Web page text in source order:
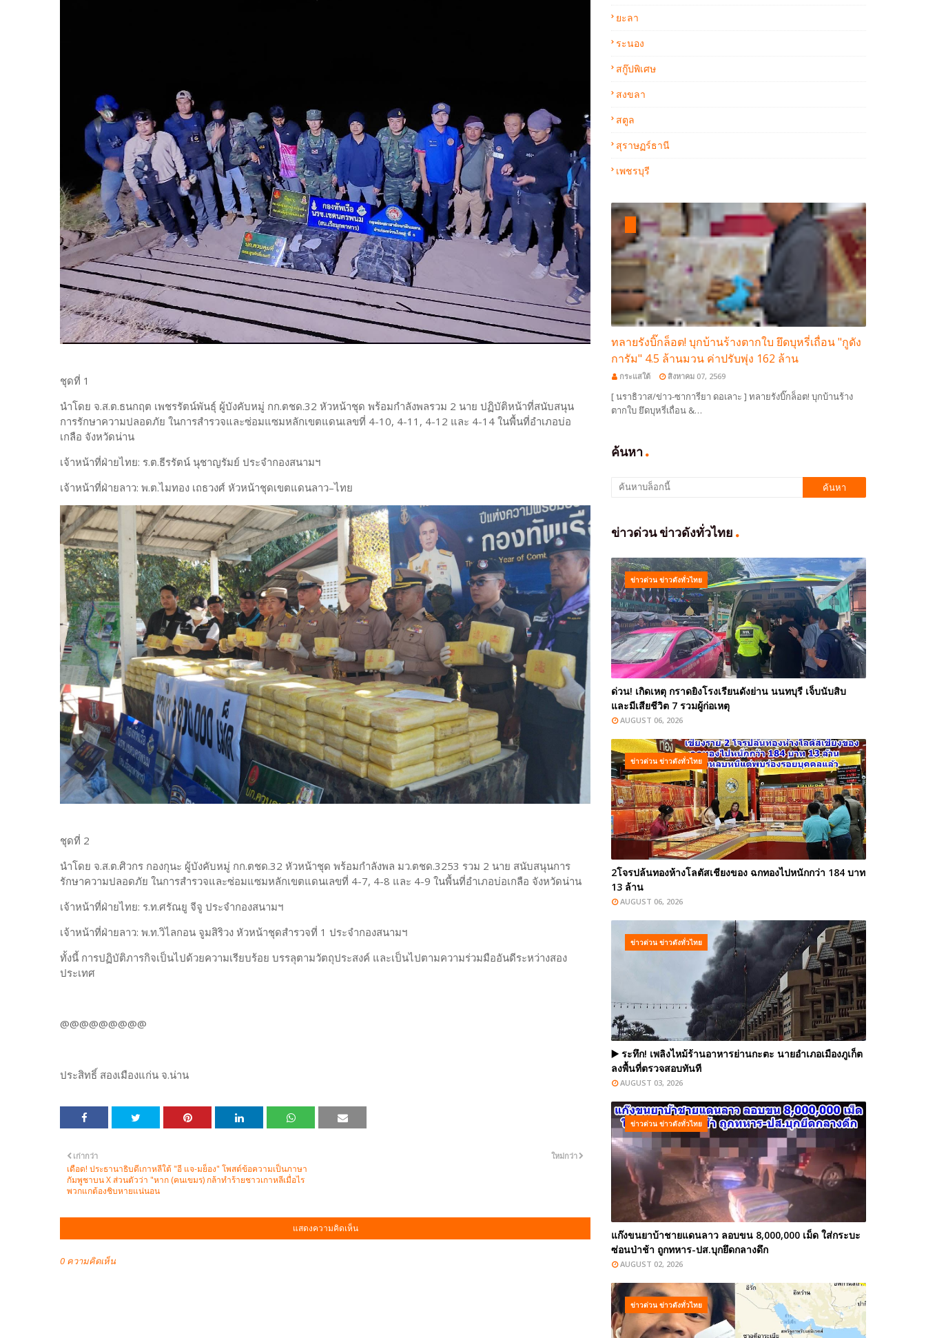
ชุดที่ 1
นำโดย จ.ส.ต.ธนกฤต เพชรรัตน์พันธุ์ ผู้บังคับหมู่ กก.ตชด.32 หัวหน้าชุด พร้อมกำลังพลรวม 2 นาย ปฏิบัติหน้าที่สนับสนุน
การรักษาความปลอดภัย ในการสำรวจและซ่อมแซมหลักเขตแดนเลขที่ 4-10, 4-11, 4-12 และ 4-14 ในพื้นที่อำเภอบ่อ
เกลือ จังหวัดน่าน
เจ้าหน้าที่ฝ่ายไทย: ร.ต.ธีรรัตน์ นุชาญรัมย์ ประจำกองสนามฯ
เจ้าหน้าที่ฝ่ายลาว: พ.ต.ไมทอง เถธวงศ์ หัวหน้าชุดเขตแดนลาว–ไทย
ชุดที่ 2
นำโดย จ.ส.ต.ศิวกร กองกุนะ ผู้บังคับหมู่ กก.ตชด.32 หัวหน้าชุด พร้อมกำลังพล มว.ตชด.3253 รวม 2 นาย สนับสนุนการ
รักษาความปลอดภัย ในการสำรวจและซ่อมแซมหลักเขตแดนเลขที่ 4-7, 4-8 และ 4-9 ในพื้นที่อำเภอบ่อเกลือ จังหวัดน่าน
เจ้าหน้าที่ฝ่ายไทย: ร.ท.ศรัณยู จีจู ประจำกองสนามฯ
เจ้าหน้าที่ฝ่ายลาว: พ.ท.วิไลกอน จูมสิริวง หัวหน้าชุดสำรวจที่ 1 ประจำกองสนามฯ
ทั้งนี้ การปฏิบัติภารกิจเป็นไปด้วยความเรียบร้อย บรรลุตามวัตถุประสงค์ และเป็นไปตามความร่วมมืออันดีระหว่างสอง
ประเทศ
@@@@@@@@@
ประสิทธิ์ สองเมืองแก่น จ.น่าน
ใหม่กว่า
เก่ากว่า
เดือด! ประธานาธิบดีเกาหลีใต้ "อี แจ-มย็อง" โพสต์ข้อความเป็นภาษา
กัมพูชาบน X ส่วนตัวว่า "หาก (คนเขมร) กล้าทำร้ายชาวเกาหลีเมื่อไร
พวกแกต้องชิบหายแน่นอน
แสดงความคิดเห็น
0 ความคิดเห็น
ยะลา
ระนอง
สกู๊ปพิเศษ
สงขลา
สตูล
สุราษฏร์ธานี
เพชรบุรี
ทลายรังบิ๊กล็อต! บุกบ้านร้างตากใบ ยึดบุหรี่เถื่อน "กูดัง
การัม" 4.5 ล้านมวน ค่าปรับพุ่ง 162 ล้าน
กระแสใต้ สิงหาคม 07, 2569
[ นราธิวาส/ข่าว-ซาการียา ดอเลาะ ] ทลายรังบิ๊กล็อต! บุกบ้านร้าง
ตากใบ ยึดบุหรี่เถื่อน &…
ค้นหา
ข่าวด่วน ข่าวดังทั่วไทย
ข่าวด่วน ข่าวดังทั่วไทย
ด่วน! เกิดเหตุ กราดยิงโรงเรียนดังย่าน นนทบุรี เจ็บนับสิบ
และมีเสียชีวิต 7 รวมผู้ก่อเหตุ
AUGUST 06, 2026
ข่าวด่วน ข่าวดังทั่วไทย
2โจรปล้นทองห้างโลตัสเชียงของ ฉกทองไปหนักกว่า 184 บาท
13 ล้าน
AUGUST 06, 2026
ข่าวด่วน ข่าวดังทั่วไทย
▶️ ระทึก! เพลิงไหม้ร้านอาหารย่านกะตะ นายอำเภอเมืองภูเก็ต
ลงพื้นที่ตรวจสอบทันที
AUGUST 03, 2026
ข่าวด่วน ข่าวดังทั่วไทย
แก๊งขนยาบ้าชายแดนลาว ลอบขน 8,000,000 เม็ด ใส่กระบะ
ซ่อนป่าช้า ถูกทหาร-ปส.บุกยึดกลางดึก
AUGUST 02, 2026
ข่าวด่วน ข่าวดังทั่วไทย